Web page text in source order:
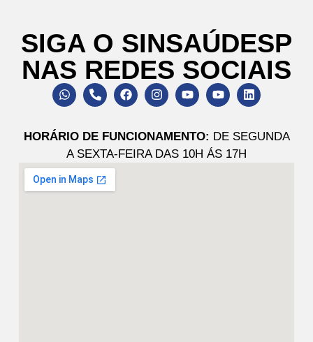
SIGA O SINSAÚDESP
NAS REDES SOCIAIS
HORÁRIO DE FUNCIONAMENTO: DE SEGUNDA
A SEXTA-FEIRA DAS 10H ÁS 17H